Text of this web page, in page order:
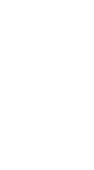
Dexter Racing